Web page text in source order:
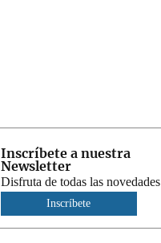
Inscríbete a nuestra
Newsletter
Disfruta de todas las novedades
Inscríbete